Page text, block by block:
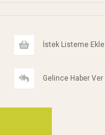
İstek Listeme Ekle
Gelince Haber Ver